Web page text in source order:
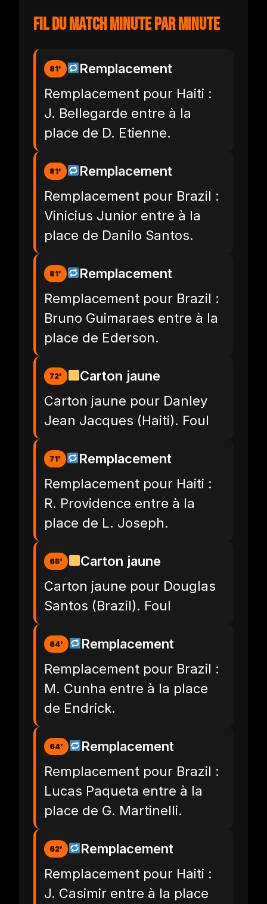
Fil du match minute par minute
81'
Remplacement
Remplacement pour Haiti :
J. Bellegarde entre à la
place de D. Etienne.
81'
Remplacement
Remplacement pour Brazil :
Vinicius Junior entre à la
place de Danilo Santos.
81'
Remplacement
Remplacement pour Brazil :
Bruno Guimaraes entre à la
place de Ederson.
72'
Carton jaune
Carton jaune pour Danley
Jean Jacques (Haiti). Foul
71'
Remplacement
Remplacement pour Haiti :
R. Providence entre à la
place de L. Joseph.
65'
Carton jaune
Carton jaune pour Douglas
Santos (Brazil). Foul
64'
Remplacement
Remplacement pour Brazil :
M. Cunha entre à la place
de Endrick.
64'
Remplacement
Remplacement pour Brazil :
Lucas Paqueta entre à la
place de G. Martinelli.
62'
Remplacement
Remplacement pour Haiti :
J. Casimir entre à la place